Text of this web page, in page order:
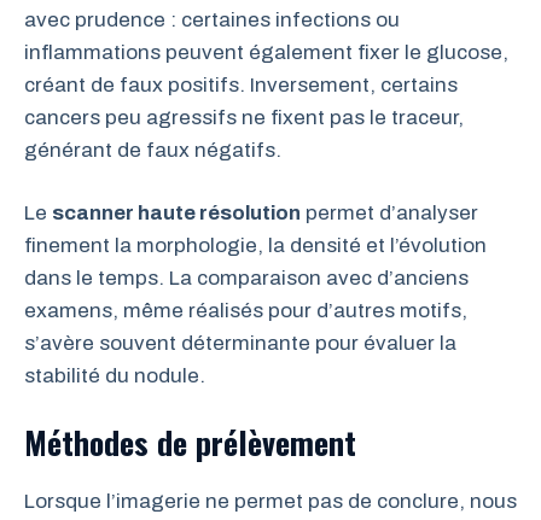
avec prudence : certaines infections ou
inflammations peuvent également fixer le glucose,
créant de faux positifs. Inversement, certains
cancers peu agressifs ne fixent pas le traceur,
générant de faux négatifs.
Le scanner haute résolution permet d’analyser
finement la morphologie, la densité et l’évolution
dans le temps. La comparaison avec d’anciens
examens, même réalisés pour d’autres motifs,
s’avère souvent déterminante pour évaluer la
stabilité du nodule.
Méthodes de prélèvement
Lorsque l’imagerie ne permet pas de conclure, nous